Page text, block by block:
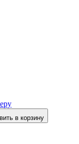
в корзину